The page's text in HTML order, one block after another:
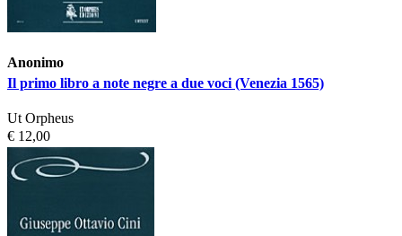
Anonimo
Il primo libro a note negre a due voci (Venezia 1565)
Ut Orpheus
€ 12,00